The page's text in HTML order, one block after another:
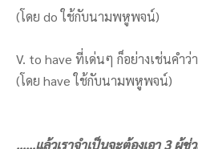
(โดย do ใช้กับนามพหูพจน์)
V. to have ที่เด่นๆ ก็อย่างเช่นคำว่
(โดย have ใช้กับนามพหูพจน์)
……แล้วเราจำเป็นจะต้องเอา 3 ผู้ช่